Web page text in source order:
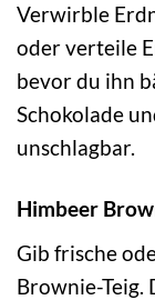
Verwirble
oder verteile
bevor du ihn
Schokolade
unschlagbar.
Himbeer
Gib frische
Brownie-Teig.